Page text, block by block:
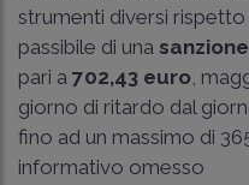
strumenti diversi
passibile di una
pari a 702,43 euro ,
giorno di ritardo dal
fino ad un massimo di
informativo omesso